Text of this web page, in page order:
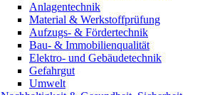
Anlagentechnik
Material & Werkstoffprüfung
Aufzugs- & Fördertechnik
Bau- & Immobilienqualität
Elektro- und Gebäudetechnik
Gefahrgut
Umwelt